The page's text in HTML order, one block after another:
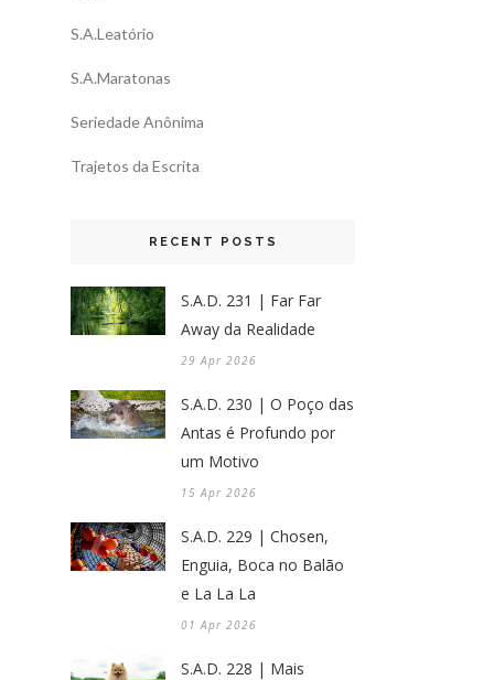
S.A.Leatório
S.A.Maratonas
Seriedade Anônima
Trajetos da Escrita
RECENT POSTS
S.A.D. 231 | Far Far
Away da Realidade
29 Apr 2026
S.A.D. 230 | O Poço das
Antas é Profundo por
um Motivo
15 Apr 2026
S.A.D. 229 | Chosen,
Enguia, Boca no Balão
e La La La
01 Apr 2026
S.A.D. 228 | Mais